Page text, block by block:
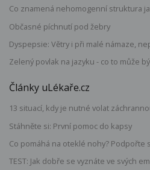
Co znamená nehomogenní struktura
Občasné píchnutí pod žebry
Dyspepsie: Větry i při malé námaze,
Zelený povlak na jazyku - co to může
Články uLékaře.cz
13 situací, kdy je nutné volat
Stáhněte si: První pomoc do kapsy
Co pomáhá na oteklé nohy? Podpořte
TEST: Jak dobře se vyznáte ve svých